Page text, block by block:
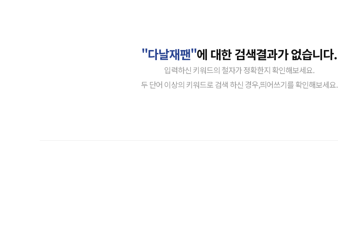
"다날재팬"에 대한 검색결과가 없습니다.
입력하신 키워드의 철자가 정확한지 확인해보세요.
두 단어 이상의 키워드로 검색 하신 경우,띄어쓰기를 확인해보세요.